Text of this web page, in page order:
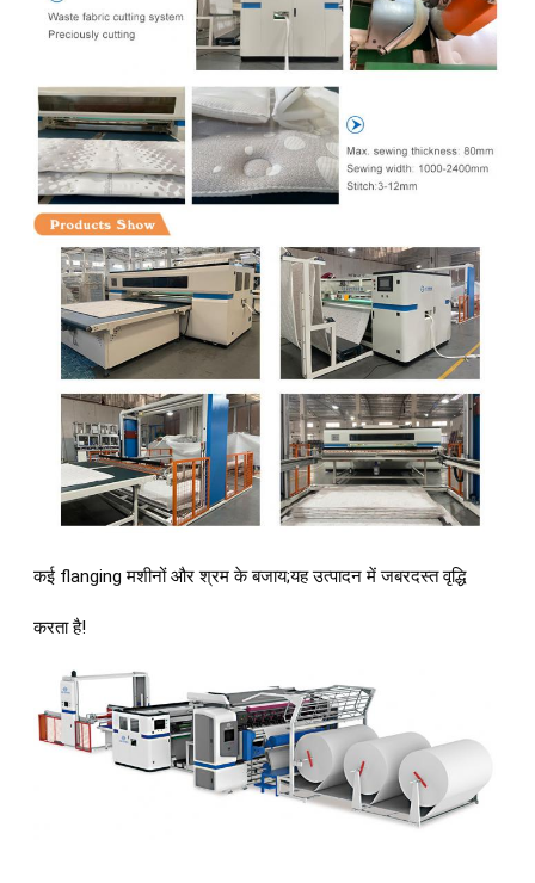
कई flanging मशीनों और श्रम के बजाय;यह उत्पादन में जबरदस्त वृद्धि
करता है!